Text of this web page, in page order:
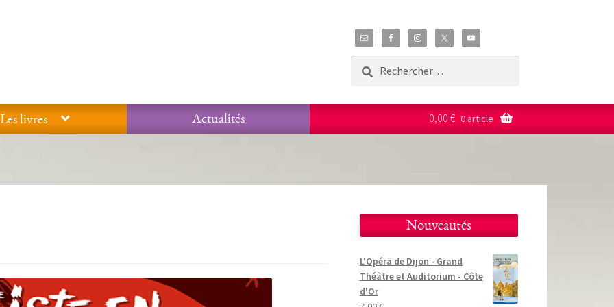
Les livres
Actualités
0,00 € 0 article
Nouveautés
L'Opéra de Dijon - Grand
Théâtre et Auditorium - Côte
d'Or